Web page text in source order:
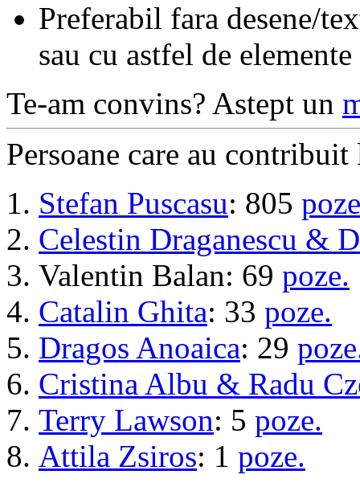
Preferabil fara desene/
sau cu astfel de
Te-am convins? Astept un
Persoane care au
Stefan Puscasu: 805
Celestin Draganescu &
Valentin Balan: 69 poze.
Catalin Ghita: 33 poze.
Dragos Anoaica: 29
Cristina Albu & Radu
Terry Lawson: 5 poze.
Attila Zsiros: 1 poze.